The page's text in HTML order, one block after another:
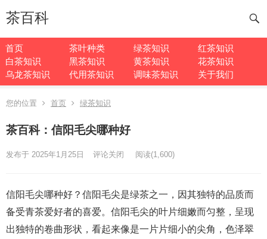
茶百科
首页 茶叶种类 绿茶知识
红茶知识
白茶知识
黑茶知识 黄茶知识
花茶知识
乌龙茶知识
代用茶知识 调味茶知识 关于我们
您的位置 首页 绿茶知识
茶百科：信阳毛尖哪种好
发布于 2025年1月25日 评论关闭 阅读(1,600)
信阳毛尖哪种好？信阳毛尖是绿茶之一，因其独特的品质而
备受青茶爱好者的喜爱。信阳毛尖的叶片细嫩而匀整，呈现
出独特的卷曲形状，看起来像是一片片细小的尖角，色泽翠